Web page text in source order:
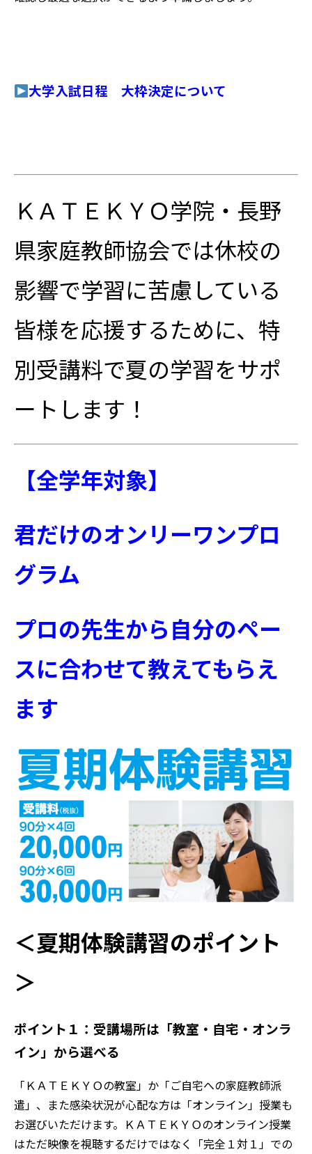
大学入試日程 大枠決定について
ＫＡＴＥＫＹＯ学院・長野
県家庭教師協会では休校の
影響で学習に苦慮している
皆様を応援するために、特
別受講料で夏の学習をサポ
ートします！
【全学年対象】
君だけのオンリーワンプロ
グラム
プロの先生から自分のペー
スに合わせて教えてもらえ
ます
＜夏期体験講習のポイント
＞
ポイント１：受講場所は「教室・自宅・オンラ
イン」から選べる
「ＫＡＴＥＫＹＯの教室」か「ご自宅への家庭教師派
遣」、また感染状況が心配な方は「オンライン」授業も
お選びいただけます。ＫＡＴＥＫＹＯのオンライン授業
はただ映像を視聴するだけではなく「完全１対１」での